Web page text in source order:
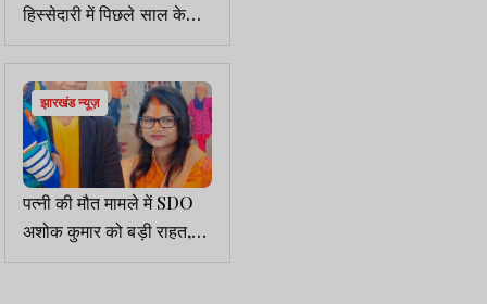
हिस्सेदारी में पिछले साल के
मुकाबले गिरावट
झारखंड न्यूज़
पत्नी की मौत मामले में SDO
अशोक कुमार को बड़ी राहत,
HC ने रद्द की आपराधिक